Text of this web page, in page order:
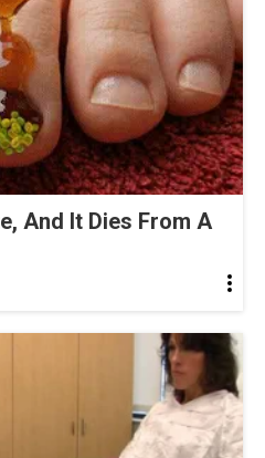
And It Dies From A